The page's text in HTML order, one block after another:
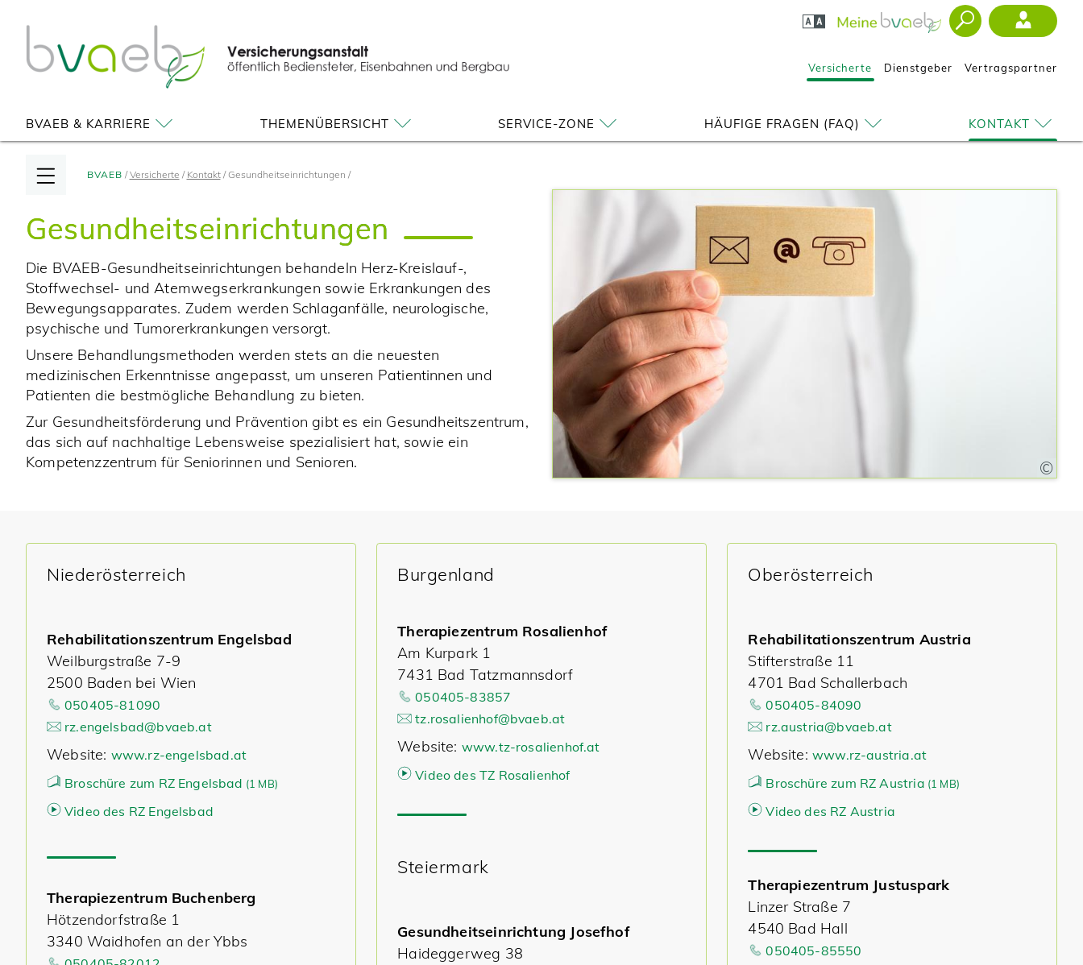
Versicherte Dienstgeber Vertragspartner
BVAEB & KARRIERE THEMENÜBERSICHT SERVICE-ZONE HÄUFIGE FRAGEN (FAQ) KONTAKT
BVAEB Versicherte Kontakt Gesundheitseinrichtungen
Gesundheitseinrichtungen
Die BVAEB-Gesundheitseinrichtungen behandeln Herz-Kreislauf-,
Stoffwechsel- und Atemwegserkrankungen sowie Erkrankungen des
Bewegungsapparates. Zudem werden Schlaganfälle, neurologische,
psychische und Tumorerkrankungen versorgt.
Unsere Behandlungsmethoden werden stets an die neuesten
medizinischen Erkenntnisse angepasst, um unseren Patientinnen und
Patienten die bestmögliche Behandlung zu bieten.
Zur Gesundheitsförderung und Prävention gibt es ein Gesundheitszentrum,
das sich auf nachhaltige Lebensweise spezialisiert hat, sowie ein
Kompetenzzentrum für Seniorinnen und Senioren.
Niederösterreich
Rehabilitationszentrum Engelsbad
Weilburgstraße 7-9
2500 Baden bei Wien
050405-81090
rz.engelsbad@bvaeb.at
Website: www.rz-engelsbad.at
Broschüre zum RZ Engelsbad (1 MB)
Video des RZ Engelsbad
Therapiezentrum Buchenberg
Hötzendorfstraße 1
3340 Waidhofen an der Ybbs
Burgenland
Therapiezentrum Rosalienhof
Am Kurpark 1
7431 Bad Tatzmannsdorf
050405-83857
tz.rosalienhof@bvaeb.at
Website: www.tz-rosalienhof.at
Video des TZ Rosalienhof
Steiermark
Gesundheitseinrichtung Josefhof
Haideggerweg 38
Oberösterreich
Rehabilitationszentrum Austria
Stifterstraße 11
4701 Bad Schallerbach
050405-84090
rz.austria@bvaeb.at
Website: www.rz-austria.at
Broschüre zum RZ Austria (1 MB)
Video des RZ Austria
Therapiezentrum Justuspark
Linzer Straße 7
4540 Bad Hall
050405-85550